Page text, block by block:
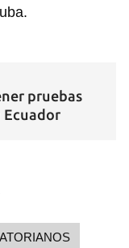
pruebas
Ecuador